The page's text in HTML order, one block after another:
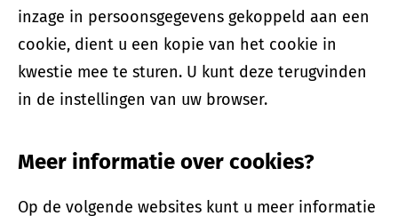
inzage in persoonsgegevens gekoppeld aan een
cookie, dient u een kopie van het cookie in
kwestie mee te sturen. U kunt deze terugvinden
in de instellingen van uw browser.
Meer informatie over cookies?
Op de volgende websites kunt u meer informatie